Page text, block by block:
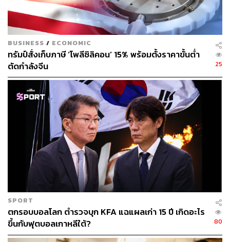
ภาพ: Caitlin Ochs / Reuters
ภาพ: Caitlin Ochs / Reuters
BUSINESS / ECONOMIC
ทรัมป์สั่งเก็บภาษี ‘โพลีซิลิคอน’ 15% พร้อมตั้งราคาขั้นต่ำ
ตัดกำลังจีน
25
SPORT
ตกรอบบอลโลก ตำรวจบุก KFA แฉแผลเก่า 15 ปี เกิดอะไร
ขึ้นกับฟุตบอลเกาหลีใต้?
80